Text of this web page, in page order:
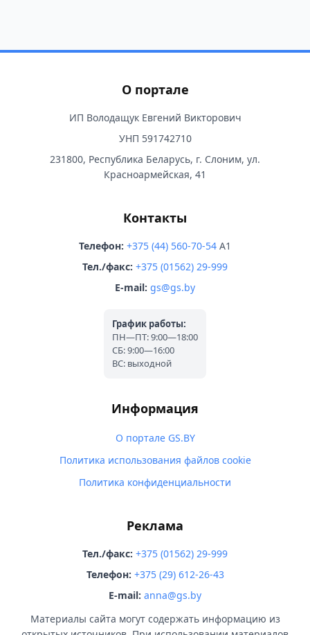
О портале
ИП Володащук Евгений Викторович
УНП 591742710
231800, Республика Беларусь, г. Слоним, ул.
Красноармейская, 41
Контакты
Телефон: +375 (44) 560-70-54 A1
Тел./факс: +375 (01562) 29-999
E-mail: gs@gs.by
График работы:
ПН—ПТ: 9:00—18:00
СБ: 9:00—16:00
ВС: выходной
Информация
О портале GS.BY
Политика использования файлов cookie
Политика конфиденциальности
Реклама
Тел./факс: +375 (01562) 29-999
Телефон: +375 (29) 612-26-43
E-mail: anna@gs.by
Материалы сайта могут содержать информацию из